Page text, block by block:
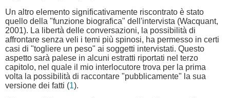
Un altro elemento significativamente riscontrato è stato
quello della "funzione biografica" dell'intervista (Wacquant,
2001). La libertà delle conversazioni, la possibilità di
affrontare senza veli i temi più spinosi, ha permesso in certi
casi di "togliere un peso" ai soggetti intervistati. Questo
aspetto sarà palese in alcuni estratti riportati nel terzo
capitolo, nel quale il mio interlocutore trova per la prima
volta la possibilità di raccontare "pubblicamente" la sua
versione dei fatti (1).